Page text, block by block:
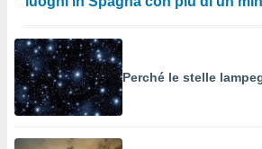
Perché le stelle